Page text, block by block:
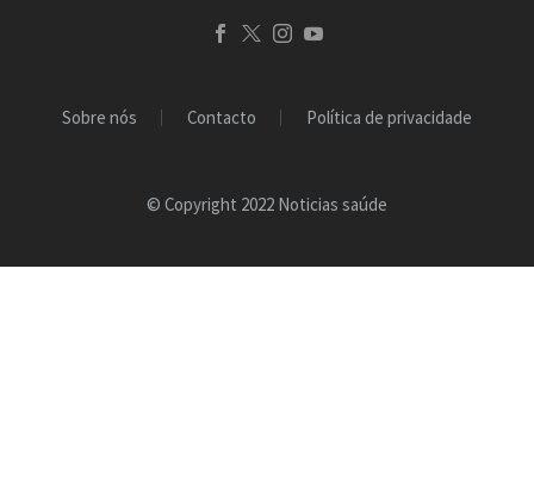
Sobre nós Contacto Política de privacidade
© Copyright 2022 Noticias saúde